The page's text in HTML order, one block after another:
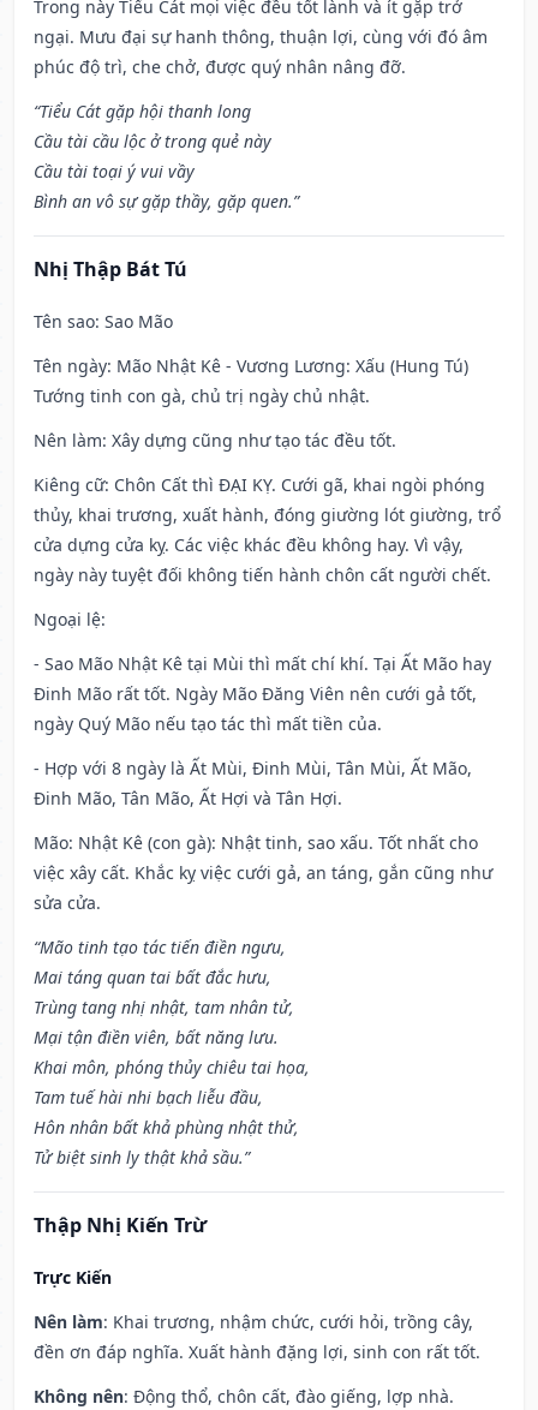
Trong này Tiểu Cát mọi việc đều tốt lành và ít gặp trở
ngại. Mưu đại sự hanh thông, thuận lợi, cùng với đó âm
phúc độ trì, che chở, được quý nhân nâng đỡ.
“Tiểu Cát gặp hội thanh long
Cầu tài cầu lộc ở trong quẻ này
Cầu tài toại ý vui vầy
Bình an vô sự gặp thầy, gặp quen.”
Nhị Thập Bát Tú
Tên sao: Sao Mão
Tên ngày: Mão Nhật Kê - Vương Lương: Xấu (Hung Tú)
Tướng tinh con gà, chủ trị ngày chủ nhật.
Nên làm: Xây dựng cũng như tạo tác đều tốt.
Kiêng cữ: Chôn Cất thì ĐẠI KỴ. Cưới gã, khai ngòi phóng
thủy, khai trương, xuất hành, đóng giường lót giường, trổ
cửa dựng cửa kỵ. Các việc khác đều không hay. Vì vậy,
ngày này tuyệt đối không tiến hành chôn cất người chết.
Ngoại lệ:
- Sao Mão Nhật Kê tại Mùi thì mất chí khí. Tại Ất Mão hay
Đinh Mão rất tốt. Ngày Mão Đăng Viên nên cưới gả tốt,
ngày Quý Mão nếu tạo tác thì mất tiền của.
- Hợp với 8 ngày là Ất Mùi, Đinh Mùi, Tân Mùi, Ất Mão,
Đinh Mão, Tân Mão, Ất Hợi và Tân Hợi.
Mão: Nhật Kê (con gà): Nhật tinh, sao xấu. Tốt nhất cho
việc xây cất. Khắc kỵ việc cưới gả, an táng, gắn cũng như
sửa cửa.
“Mão tinh tạo tác tiến điền ngưu,
Mai táng quan tai bất đắc hưu,
Trùng tang nhị nhật, tam nhân tử,
Mại tận điền viên, bất năng lưu.
Khai môn, phóng thủy chiêu tai họa,
Tam tuế hài nhi bạch liễu đầu,
Hôn nhân bất khả phùng nhật thử,
Tử biệt sinh ly thật khả sầu.”
Thập Nhị Kiến Trừ
Trực Kiến
Nên làm: Khai trương, nhậm chức, cưới hỏi, trồng cây,
đền ơn đáp nghĩa. Xuất hành đặng lợi, sinh con rất tốt.
Không nên: Động thổ, chôn cất, đào giếng, lợp nhà.